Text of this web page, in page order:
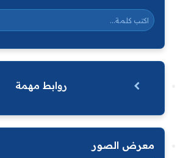
روابط مهمة
معرض الصور